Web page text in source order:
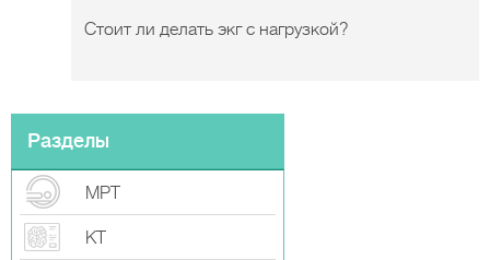
Стоит ли делать экг с нагрузкой?
Разделы
МРТ
КТ